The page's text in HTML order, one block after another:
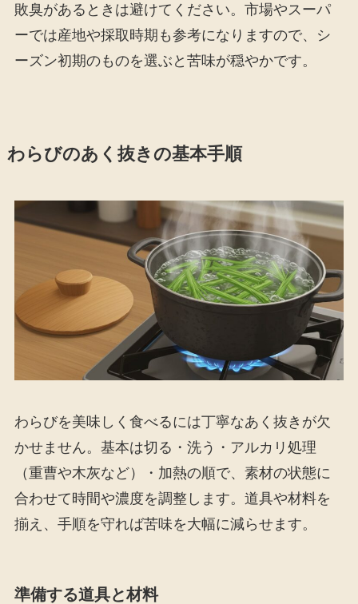
敗臭があるときは避けてください。市場やスーパ
ーでは産地や採取時期も参考になりますので、シ
ーズン初期のものを選ぶと苦味が穏やかです。
わらびのあく抜きの基本手順
わらびを美味しく食べるには丁寧なあく抜きが欠
かせません。基本は切る・洗う・アルカリ処理
（重曹や木灰など）・加熱の順で、素材の状態に
合わせて時間や濃度を調整します。道具や材料を
揃え、手順を守れば苦味を大幅に減らせます。
準備する道具と材料